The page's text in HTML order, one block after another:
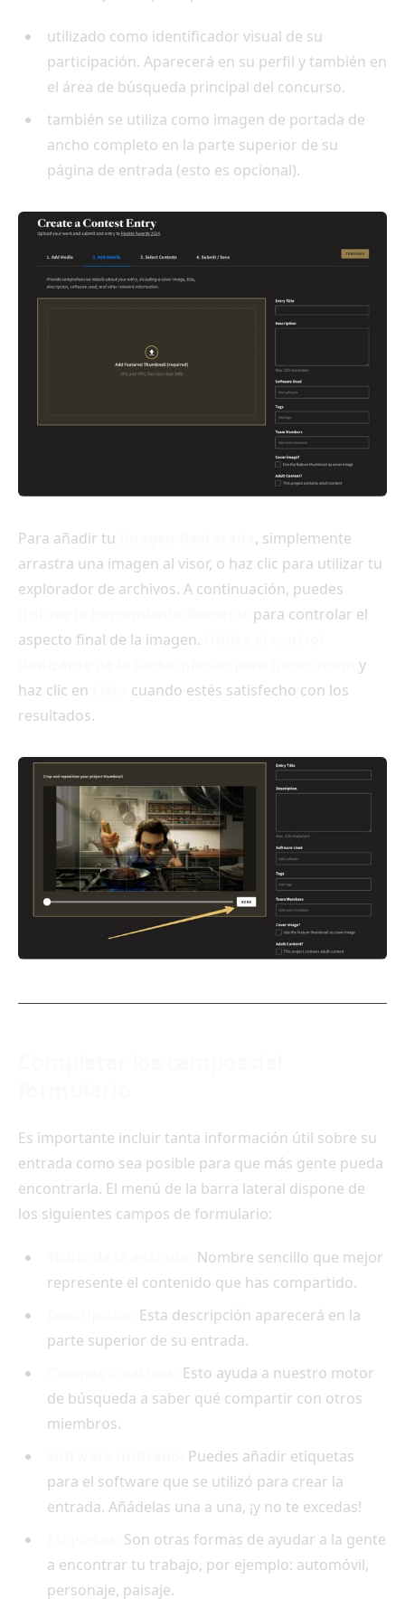
utilizado como identificador visual de su
participación. Aparecerá en su perfil y también en
el área de búsqueda principal del concurso.
también se utiliza como imagen de portada de
ancho completo en la parte superior de su
página de entrada (esto es opcional).
Para añadir tu
, simplemente
arrastra una imagen al visor, o haz clic para utilizar tu
explorador de archivos. A continuación, puedes
para controlar el
aspecto final de la imagen.
y
haz clic en
cuando estés satisfecho con los
resultados.
Es importante incluir tanta información útil sobre su
entrada como sea posible para que más gente pueda
encontrarla. El menú de la barra lateral dispone de
los siguientes campos de formulario:
Nombre sencillo que mejor
represente el contenido que has compartido.
Esta descripción aparecerá en la
parte superior de su entrada.
Esto ayuda a nuestro motor
de búsqueda a saber qué compartir con otros
miembros.
Puedes añadir etiquetas
para el software que se utilizó para crear la
entrada. Añádelas una a una, ¡y no te excedas!
Son otras formas de ayudar a la gente
a encontrar tu trabajo, por ejemplo: automóvil,
personaje, paisaje.